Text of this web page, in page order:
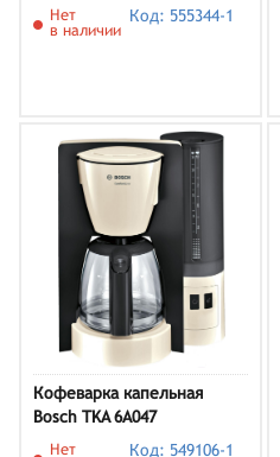
6502/6503/6504/6507 белый
Нет
в наличии
Код: 555344-1
Кофеварка капельная
Bosch TKA 6A047
Нет
Код: 549106-1